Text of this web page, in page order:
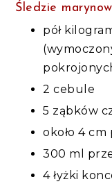
Śledzie
pół
(
2 cebule
5 ząbków
około 4
300 ml
4 łyżki